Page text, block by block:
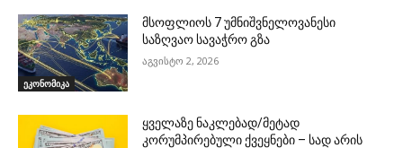
ეკონომიკა
მსოფლიოს 7 უმნიშვნელოვანესი
საზღვაო სავაჭრო გზა
აგვისტო 2, 2026
ყველაზე ნაკლებად/მეტად
კორუმპირებული ქვეყნები – სად არის